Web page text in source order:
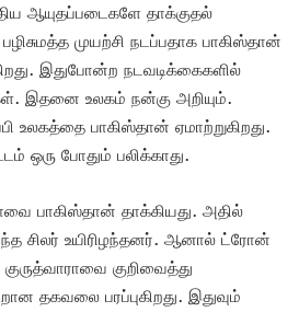
ஆயுதப்படைகளே தாக்குதல்
முயற்சி நடப்பதாக பாகிஸ்தான்
இதுபோன்ற நடவடிக்கைகளில்
இதனை உலகம் நன்கு அறியும்.
உலகத்தை பாகிஸ்தான் ஏமாற்றுகிறது.
ஒரு போதும் பலிக்காது.
பாகிஸ்தான் தாக்கியது. அதில்
சிலர் உயிரிழந்தனர். ஆனால் ட்ரோன்
குறிவைத்து
தகவலை பரப்புகிறது. இதுவும்